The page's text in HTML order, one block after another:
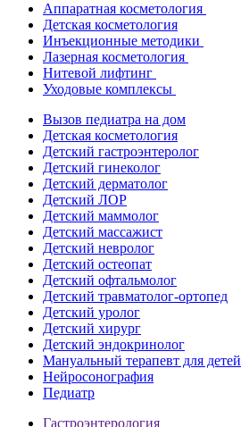
Аппаратная косметология
Детская косметология
Инъекционные методики
Лазерная косметология
Нитевой лифтинг
Уходовые комплексы
Вызов педиатра на дом
Детская косметология
Детский гастроэнтеролог
Детский гинеколог
Детский дерматолог
Детский ЛОР
Детский маммолог
Детский массажист
Детский невролог
Детский остеопат
Детский офтальмолог
Детский травматолог-ортопед
Детский уролог
Детский хирург
Детский эндокринолог
Мануальный терапевт для детей
Нейросонография
Педиатр
Гастроэнтерология